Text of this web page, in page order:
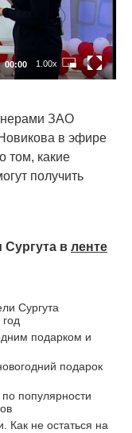
00:00 1.00x
ЗАО
в эфире
том, какие
получить
Сургута в ленте
Сургута
подарком и
подарок
популярности
Как не остаться на